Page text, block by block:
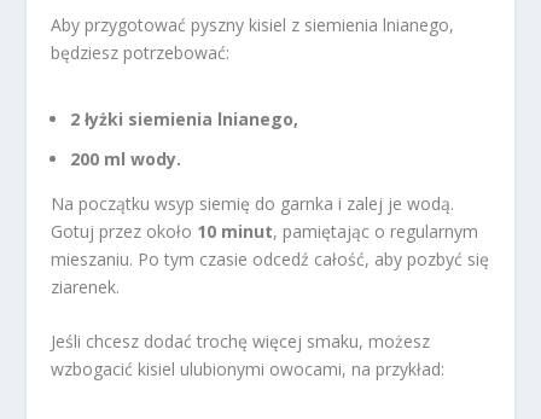
Aby przygotować pyszny kisiel z siemienia lnianego,
będziesz potrzebować:
2 łyżki siemienia lnianego,
200 ml wody.
Na początku wsyp siemię do garnka i zalej je wodą.
Gotuj przez około 10 minut, pamiętając o regularnym
mieszaniu. Po tym czasie odcedź całość, aby pozbyć się
ziarenek.
Jeśli chcesz dodać trochę więcej smaku, możesz
wzbogacić kisiel ulubionymi owocami, na przykład: